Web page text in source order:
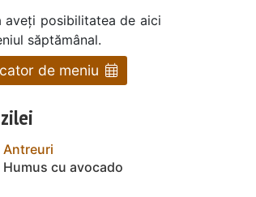
aveți posibilitatea de aici
săptămânal.
de meniu
Antreuri
Humus cu avocado